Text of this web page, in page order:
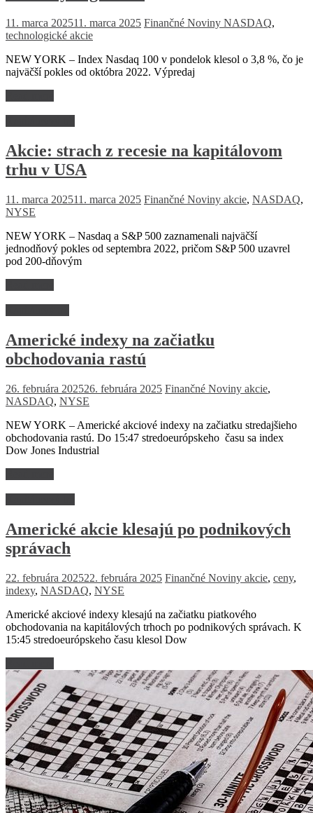
11. marca 202511. marca 2025 Finančné Noviny NASDAQ,
technologické akcie
NEW YORK – Index Nasdaq 100 v pondelok klesol o 3,8 %, čo je
najväčší pokles od októbra 2022. Výpredaj
Akcie: strach z recesie na kapitálovom
trhu v USA
11. marca 202511. marca 2025 Finančné Noviny akcie, NASDAQ,
NYSE
NEW YORK – Nasdaq a S&P 500 zaznamenali najväčší
jednodňový pokles od septembra 2022, pričom S&P 500 uzavrel
pod 200-dňovým
Americké indexy na začiatku
obchodovania rastú
26. februára 202526. februára 2025 Finančné Noviny akcie,
NASDAQ, NYSE
NEW YORK – Americké akciové indexy na začiatku stredajšieho
obchodovania rastú. Do 15:47 stredoeurópskeho času sa index
Dow Jones Industrial
Americké akcie klesajú po podnikových
správach
22. februára 202522. februára 2025 Finančné Noviny akcie, ceny,
indexy, NASDAQ, NYSE
Americké akciové indexy klesajú na začiatku piatkového
obchodovania na kapitálových trhoch po podnikových správach. K
15:45 stredoeurópskeho času klesol Dow